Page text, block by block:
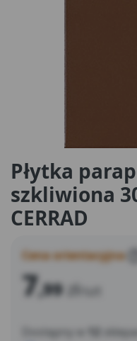
Płytka
szkliwiona
CERRAD
Cena orientacyjna
7,99 zł
Dostępny w